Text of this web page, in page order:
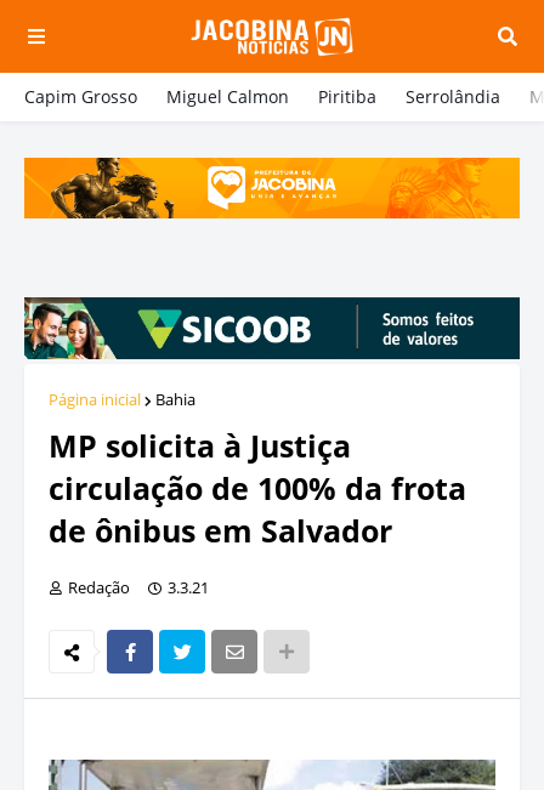
Capim Grosso Miguel Calmon Piritiba Serrolândia
Página inicial Bahia
MP solicita à Justiça
circulação de 100% da frota
de ônibus em Salvador
Redação 3.3.21